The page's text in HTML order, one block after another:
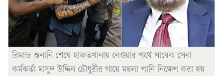
রিমান্ড শুনানি শেষে হাজতখানায় নেওয়ার পথে সাবেক সেনা
কর্মকর্তা মাসুদ উদ্দিন চৌধুরীর গায়ে ময়লা পানি নিক্ষেপ করা হয়